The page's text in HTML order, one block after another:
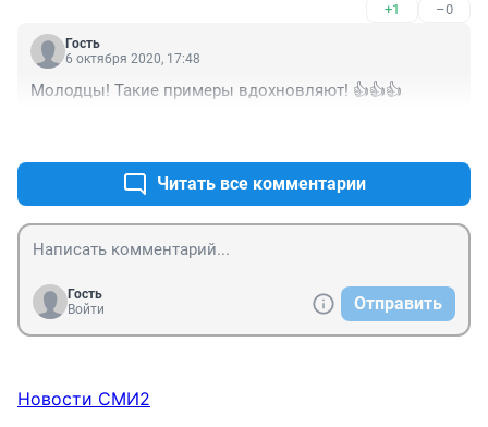
навязанных инстаграмом стандартов красоты делают
жизнь бессмысленной и неприятной. Жить ради того,
чтобы прыгать, бегать, качаться? Серьёзно?
Предпочитаю "качать" мозг. Так интереснее.
+1 –0
Гость
6 октября 2020, 17:48
Молодцы! Такие примеры вдохновляют! 👍👍👍
Читать все комментарии
Гость
Войти
Отправить
Новости СМИ2